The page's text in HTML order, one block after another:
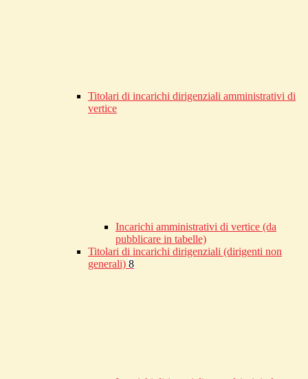
Titolari di incarichi dirigenziali amministrativi di
vertice
Incarichi amministrativi di vertice (da
pubblicare in tabelle)
Titolari di incarichi dirigenziali (dirigenti non
generali) 8